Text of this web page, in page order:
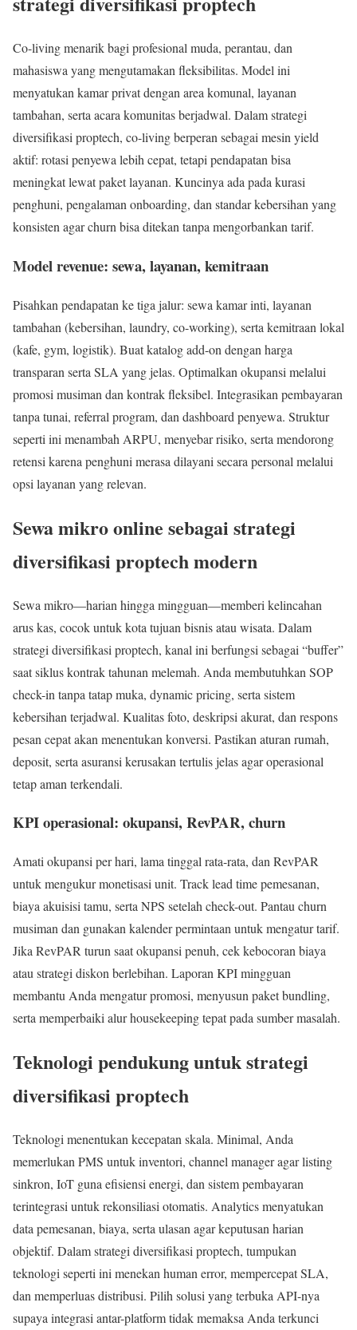
Co-living menarik bagi profesional muda, perantau, dan
mahasiswa yang mengutamakan fleksibilitas. Model ini
menyatukan kamar privat dengan area komunal, layanan
tambahan, serta acara komunitas berjadwal. Dalam strategi
diversifikasi proptech, co-living berperan sebagai mesin yield
aktif: rotasi penyewa lebih cepat, tetapi pendapatan bisa
meningkat lewat paket layanan. Kuncinya ada pada kurasi
penghuni, pengalaman onboarding, dan standar kebersihan yang
konsisten agar churn bisa ditekan tanpa mengorbankan tarif.
Model revenue: sewa, layanan, kemitraan
Pisahkan pendapatan ke tiga jalur: sewa kamar inti, layanan
tambahan (kebersihan, laundry, co-working), serta kemitraan lokal
(kafe, gym, logistik). Buat katalog add-on dengan harga
transparan serta SLA yang jelas. Optimalkan okupansi melalui
promosi musiman dan kontrak fleksibel. Integrasikan pembayaran
tanpa tunai, referral program, dan dashboard penyewa. Struktur
seperti ini menambah ARPU, menyebar risiko, serta mendorong
retensi karena penghuni merasa dilayani secara personal melalui
opsi layanan yang relevan.
Sewa mikro online sebagai strategi
diversifikasi proptech modern
Sewa mikro—harian hingga mingguan—memberi kelincahan
arus kas, cocok untuk kota tujuan bisnis atau wisata. Dalam
strategi diversifikasi proptech, kanal ini berfungsi sebagai “buffer”
saat siklus kontrak tahunan melemah. Anda membutuhkan SOP
check-in tanpa tatap muka, dynamic pricing, serta sistem
kebersihan terjadwal. Kualitas foto, deskripsi akurat, dan respons
pesan cepat akan menentukan konversi. Pastikan aturan rumah,
deposit, serta asuransi kerusakan tertulis jelas agar operasional
tetap aman terkendali.
KPI operasional: okupansi, RevPAR, churn
Amati okupansi per hari, lama tinggal rata-rata, dan RevPAR
untuk mengukur monetisasi unit. Track lead time pemesanan,
biaya akuisisi tamu, serta NPS setelah check-out. Pantau churn
musiman dan gunakan kalender permintaan untuk mengatur tarif.
Jika RevPAR turun saat okupansi penuh, cek kebocoran biaya
atau strategi diskon berlebihan. Laporan KPI mingguan
membantu Anda mengatur promosi, menyusun paket bundling,
serta memperbaiki alur housekeeping tepat pada sumber masalah.
Teknologi pendukung untuk strategi
diversifikasi proptech
Teknologi menentukan kecepatan skala. Minimal, Anda
memerlukan PMS untuk inventori, channel manager agar listing
sinkron, IoT guna efisiensi energi, dan sistem pembayaran
terintegrasi untuk rekonsiliasi otomatis. Analytics menyatukan
data pemesanan, biaya, serta ulasan agar keputusan harian
objektif. Dalam strategi diversifikasi proptech, tumpukan
teknologi seperti ini menekan human error, mempercepat SLA,
dan memperluas distribusi. Pilih solusi yang terbuka API-nya
supaya integrasi antar-platform tidak memaksa Anda terkunci